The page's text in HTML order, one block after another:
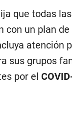
que todas
con un plan de
atención
sus grupos
por el